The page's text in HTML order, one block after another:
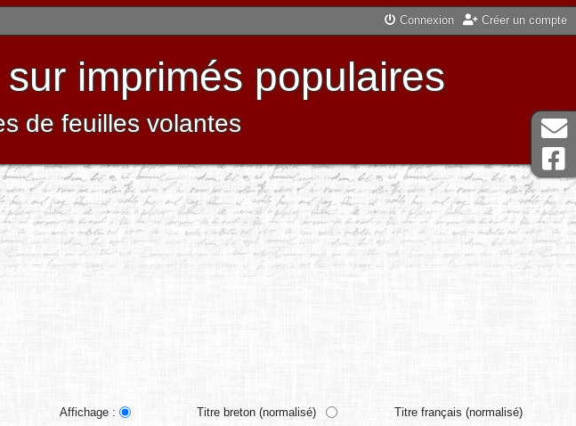
Connexion Créer un compte
imprimés populaires
de feuilles volantes
Affichage : Titre breton (normalisé)
Titre français (normalisé)